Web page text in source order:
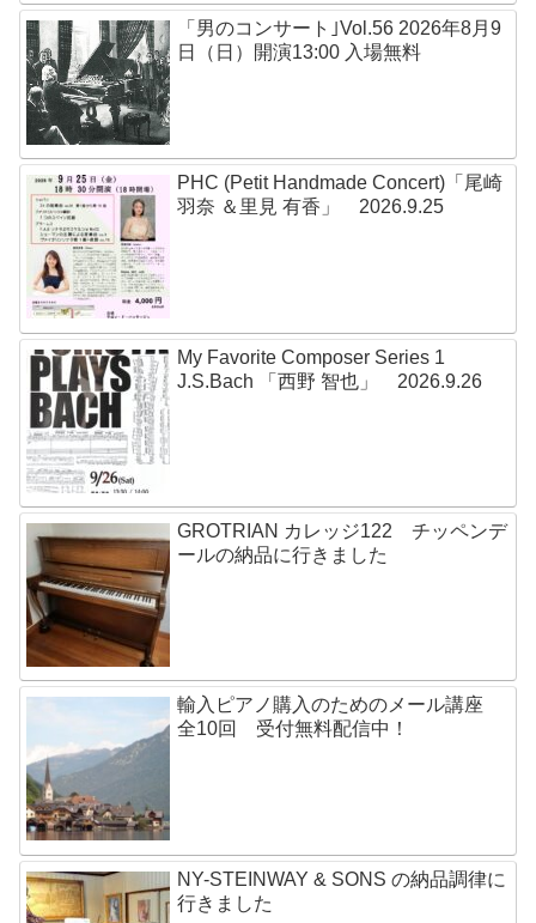
「男のコンサート｣Vol.56 2026年8月9
日（日）開演13:00 入場無料
PHC (Petit Handmade Concert)「尾崎
羽奈 ＆里見 有香」 2026.9.25
My Favorite Composer Series 1
J.S.Bach 「西野 智也」 2026.9.26
GROTRIAN カレッジ122 チッペンデ
ールの納品に行きました
輸入ピアノ購入のためのメール講座
全10回 受付無料配信中！
NY-STEINWAY & SONS の納品調律に
行きました